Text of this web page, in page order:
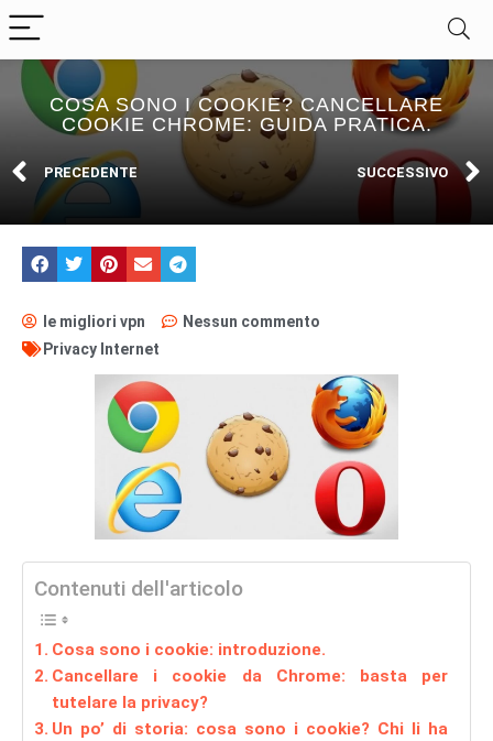
COSA SONO I COOKIE? CANCELLARE
COOKIE CHROME: GUIDA PRATICA.
PRECEDENTE SUCCESSIVO
le migliori vpn
Nessun commento
Privacy Internet
Contenuti dell'articolo
Cosa sono i cookie: introduzione.
Cancellare i cookie da Chrome: basta per
tutelare la privacy?
Un po’ di storia: cosa sono i cookie? Chi li ha